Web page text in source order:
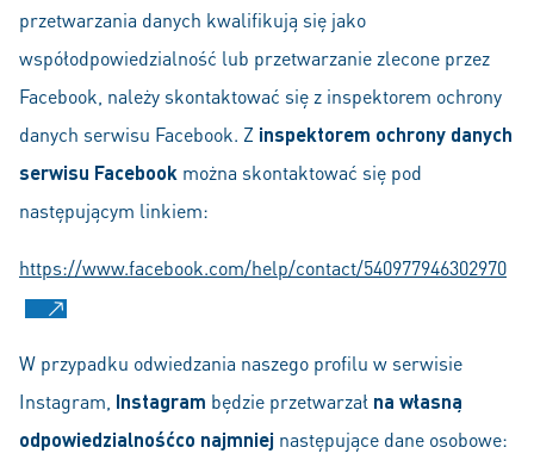
przetwarzania danych kwalifikują się jako
współodpowiedzialność lub przetwarzanie zlecone przez
Facebook, należy skontaktować się z inspektorem ochrony
danych serwisu Facebook. Z inspektorem ochrony danych
serwisu Facebook można skontaktować się pod
następującym linkiem:
https://www.facebook.com/help/contact/540977946302970
W przypadku odwiedzania naszego profilu w serwisie
Instagram, Instagram będzie przetwarzał na własną
odpowiedzialnośćco najmniej następujące dane osobowe: